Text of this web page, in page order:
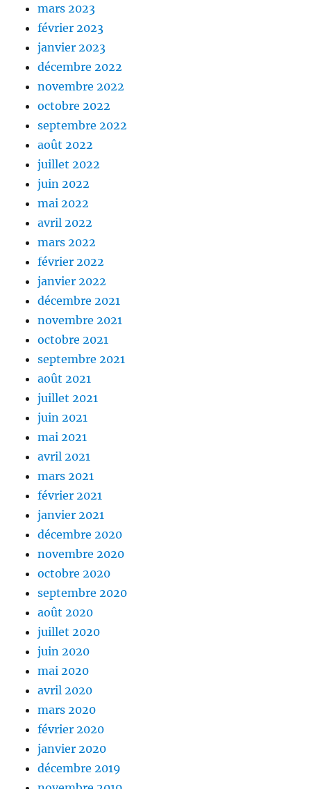
mars 2023
février 2023
janvier 2023
décembre 2022
novembre 2022
octobre 2022
septembre 2022
août 2022
juillet 2022
juin 2022
mai 2022
avril 2022
mars 2022
février 2022
janvier 2022
décembre 2021
novembre 2021
octobre 2021
septembre 2021
août 2021
juillet 2021
juin 2021
mai 2021
avril 2021
mars 2021
février 2021
janvier 2021
décembre 2020
novembre 2020
octobre 2020
septembre 2020
août 2020
juillet 2020
juin 2020
mai 2020
avril 2020
mars 2020
février 2020
janvier 2020
décembre 2019